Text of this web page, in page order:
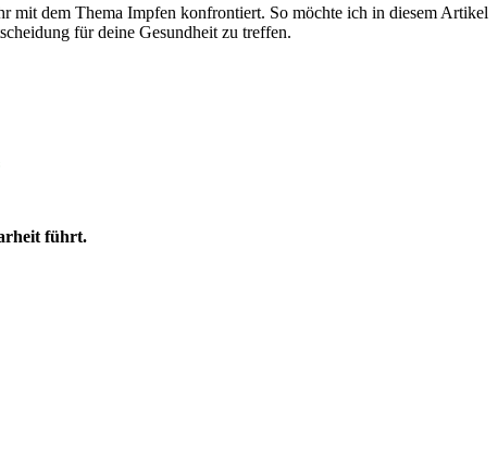
mit dem Thema Impfen konfrontiert. So möchte ich in diesem Artikel
für deine Gesundheit zu treffen.
führt.